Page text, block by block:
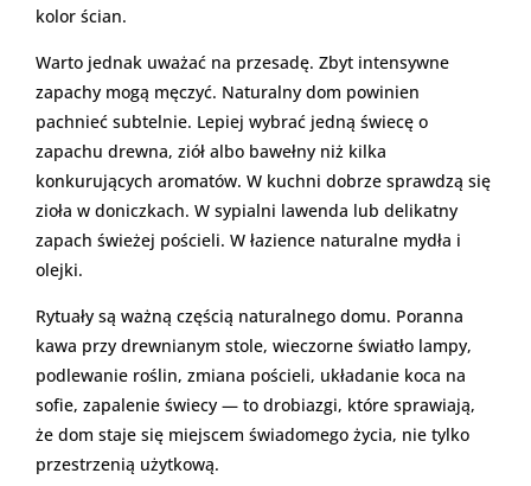
kolor ścian.
Warto jednak uważać na przesadę. Zbyt intensywne
zapachy mogą męczyć. Naturalny dom powinien
pachnieć subtelnie. Lepiej wybrać jedną świecę o
zapachu drewna, ziół albo bawełny niż kilka
konkurujących aromatów. W kuchni dobrze sprawdzą się
zioła w doniczkach. W sypialni lawenda lub delikatny
zapach świeżej pościeli. W łazience naturalne mydła i
olejki.
Rytuały są ważną częścią naturalnego domu. Poranna
kawa przy drewnianym stole, wieczorne światło lampy,
podlewanie roślin, zmiana pościeli, układanie koca na
sofie, zapalenie świecy — to drobiazgi, które sprawiają,
że dom staje się miejscem świadomego życia, nie tylko
przestrzenią użytkową.